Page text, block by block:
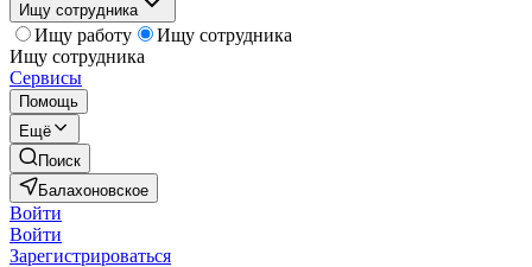
Ищу сотрудника
Ищу работу
Ищу сотрудника
Ищу сотрудника
Сервисы
Помощь
Ещё
Поиск
Балахоновское
Войти
Войти
Зарегистрироваться